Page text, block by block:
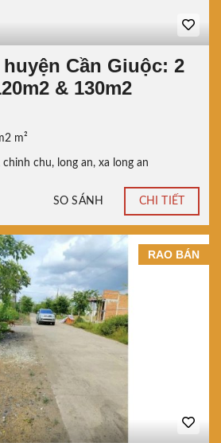
Cần Giuộc: 2
& 130m2
m²
chinh chu, long an, xa long an
SO SÁNH CHI TIẾT
RAO BÁN